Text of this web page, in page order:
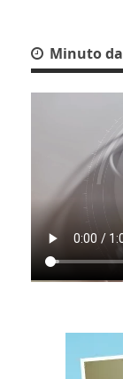
Minuto